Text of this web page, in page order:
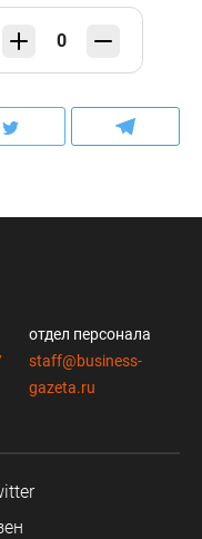
0
отдел персонала
staff@business-
gazeta.ru